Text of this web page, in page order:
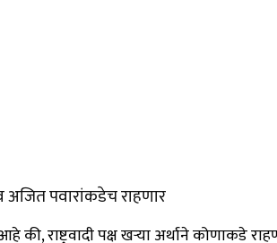
अजित पवारांकडेच राहणार
की, राष्ट्रवादी पक्ष खऱ्या अर्थाने कोणाकडे